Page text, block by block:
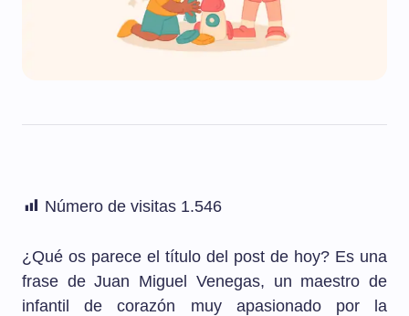
Número de visitas 1.546
¿Qué os parece el título del post de hoy? Es una
frase de Juan Miguel Venegas, un maestro de
infantil de corazón muy apasionado por la